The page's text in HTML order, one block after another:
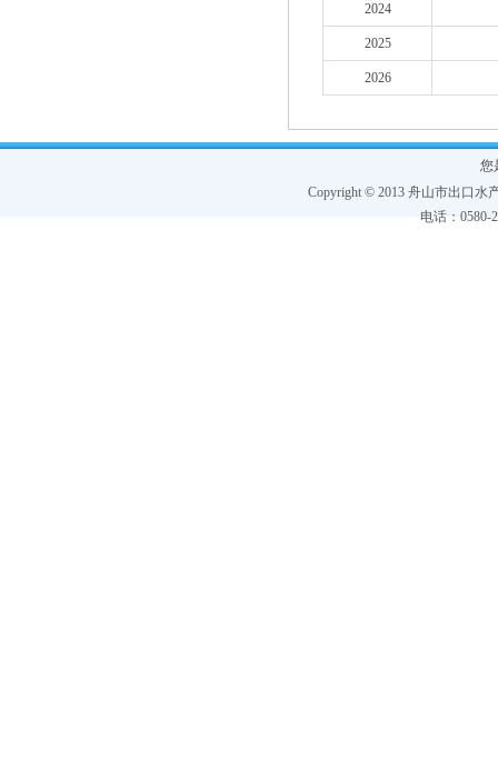
2024
2025
2026
您
Copyright © 2013 舟山市出口水
电话：0580-